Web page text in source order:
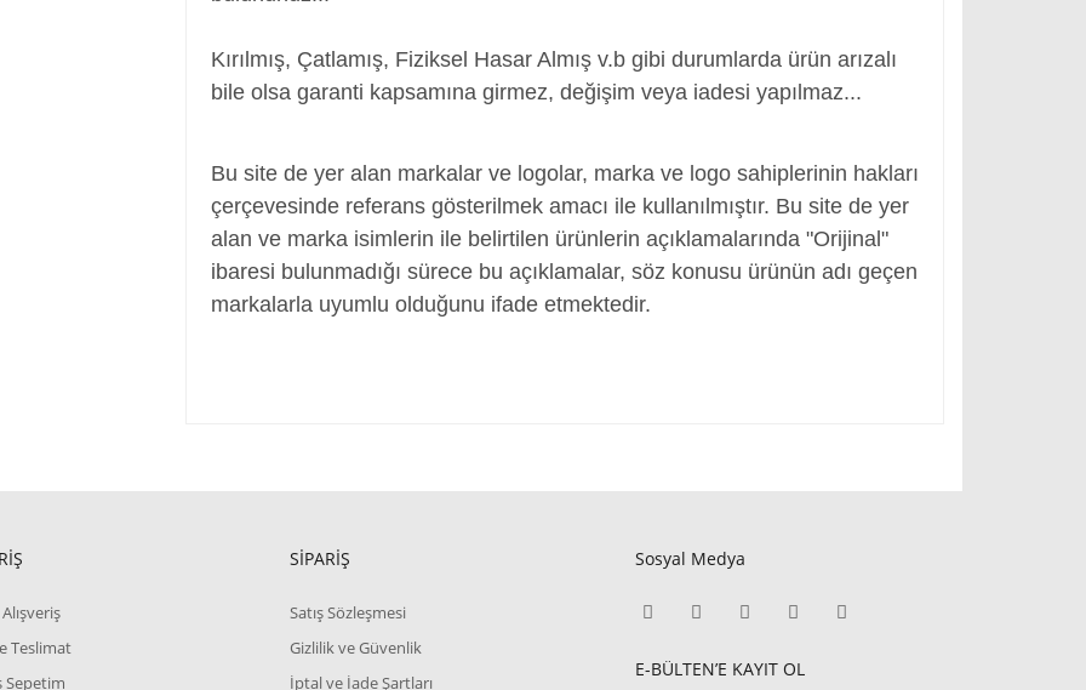
Kırılmış, Çatlamış, Fiziksel Hasar Almış v.b gibi durumlarda ürün arızalı
bile olsa garanti kapsamına girmez, değişim veya iadesi yapılmaz...
Bu site de yer alan markalar ve logolar, marka ve logo sahiplerinin hakları
çerçevesinde referans gösterilmek amacı ile kullanılmıştır. Bu site de yer
alan ve marka isimlerin ile belirtilen ürünlerin açıklamalarında "Orijinal"
ibaresi bulunmadığı sürece bu açıklamalar, söz konusu ürünün adı geçen
markalarla uyumlu olduğunu ifade etmektedir.
Teslimat
Sepetim
SİPARİŞ
Satış Sözleşmesi
Gizlilik ve Güvenlik
İptal ve İade Şartları
Sosyal Medya
E-BÜLTEN’E KAYIT OL